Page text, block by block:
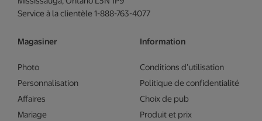
Service à la clientèle 1-888-763-4077
Magasiner
Photo
Personnalisation
Affaires
Mariage
Information
Conditions d’utilisation
Politique de confidentialité
Choix de pub
Produit et prix